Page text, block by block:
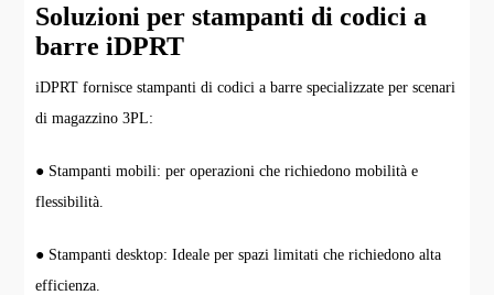
Soluzioni per stampanti di codici a
barre iDPRT
iDPRT fornisce stampanti di codici a barre specializzate per scenari
di magazzino 3PL:
● Stampanti mobili: per operazioni che richiedono mobilità e
flessibilità.
● Stampanti desktop: Ideale per spazi limitati che richiedono alta
efficienza.